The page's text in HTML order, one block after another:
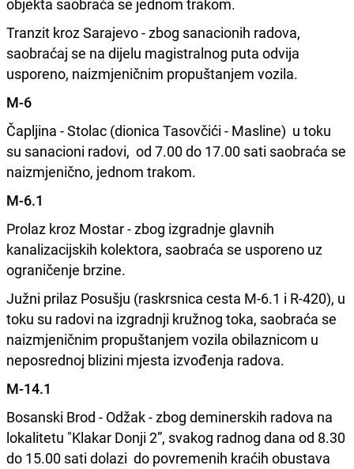
Tranzit kroz Sarajevo - zbog sanacionih radova,
saobraćaj se na dijelu magistralnog puta odvija
usporeno, naizmjeničnim propuštanjem vozila.
M-6
Čapljina - Stolac (dionica Tasovčići - Masline) u toku
su sanacioni radovi, od 7.00 do 17.00 sati saobraća se
naizmjenično, jednom trakom.
M-6.1
Prolaz kroz Mostar - zbog izgradnje glavnih
kanalizacijskih kolektora, saobraća se usporeno uz
ograničenje brzine.
Južni prilaz Posušju (raskrsnica cesta M-6.1 i R-420), u
toku su radovi na izgradnji kružnog toka, saobraća se
naizmjeničnim propuštanjem vozila obilaznicom u
neposrednoj blizini mjesta izvođenja radova.
M-14.1
Bosanski Brod - Odžak - zbog deminerskih radova na
lokalitetu "Klakar Donji 2”, svakog radnog dana od 8.30
do 15.00 sati dolazi do povremenih kraćih obustava